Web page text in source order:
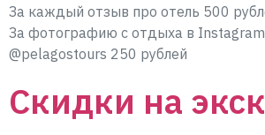
За каждый отзыв про отель 500
За фотографию с отдыха в
@pelagostours 250 рублей
Скидки на